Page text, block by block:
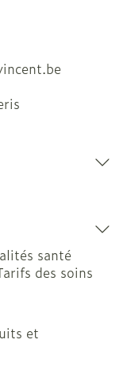
santé
des soins
et